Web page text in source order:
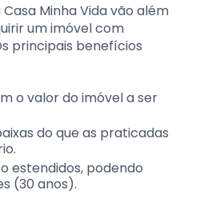
Minha Vida vão além
um imóvel com
principais benefícios
o valor do imóvel a ser
do que as praticadas
estendidos, podendo
(30 anos).